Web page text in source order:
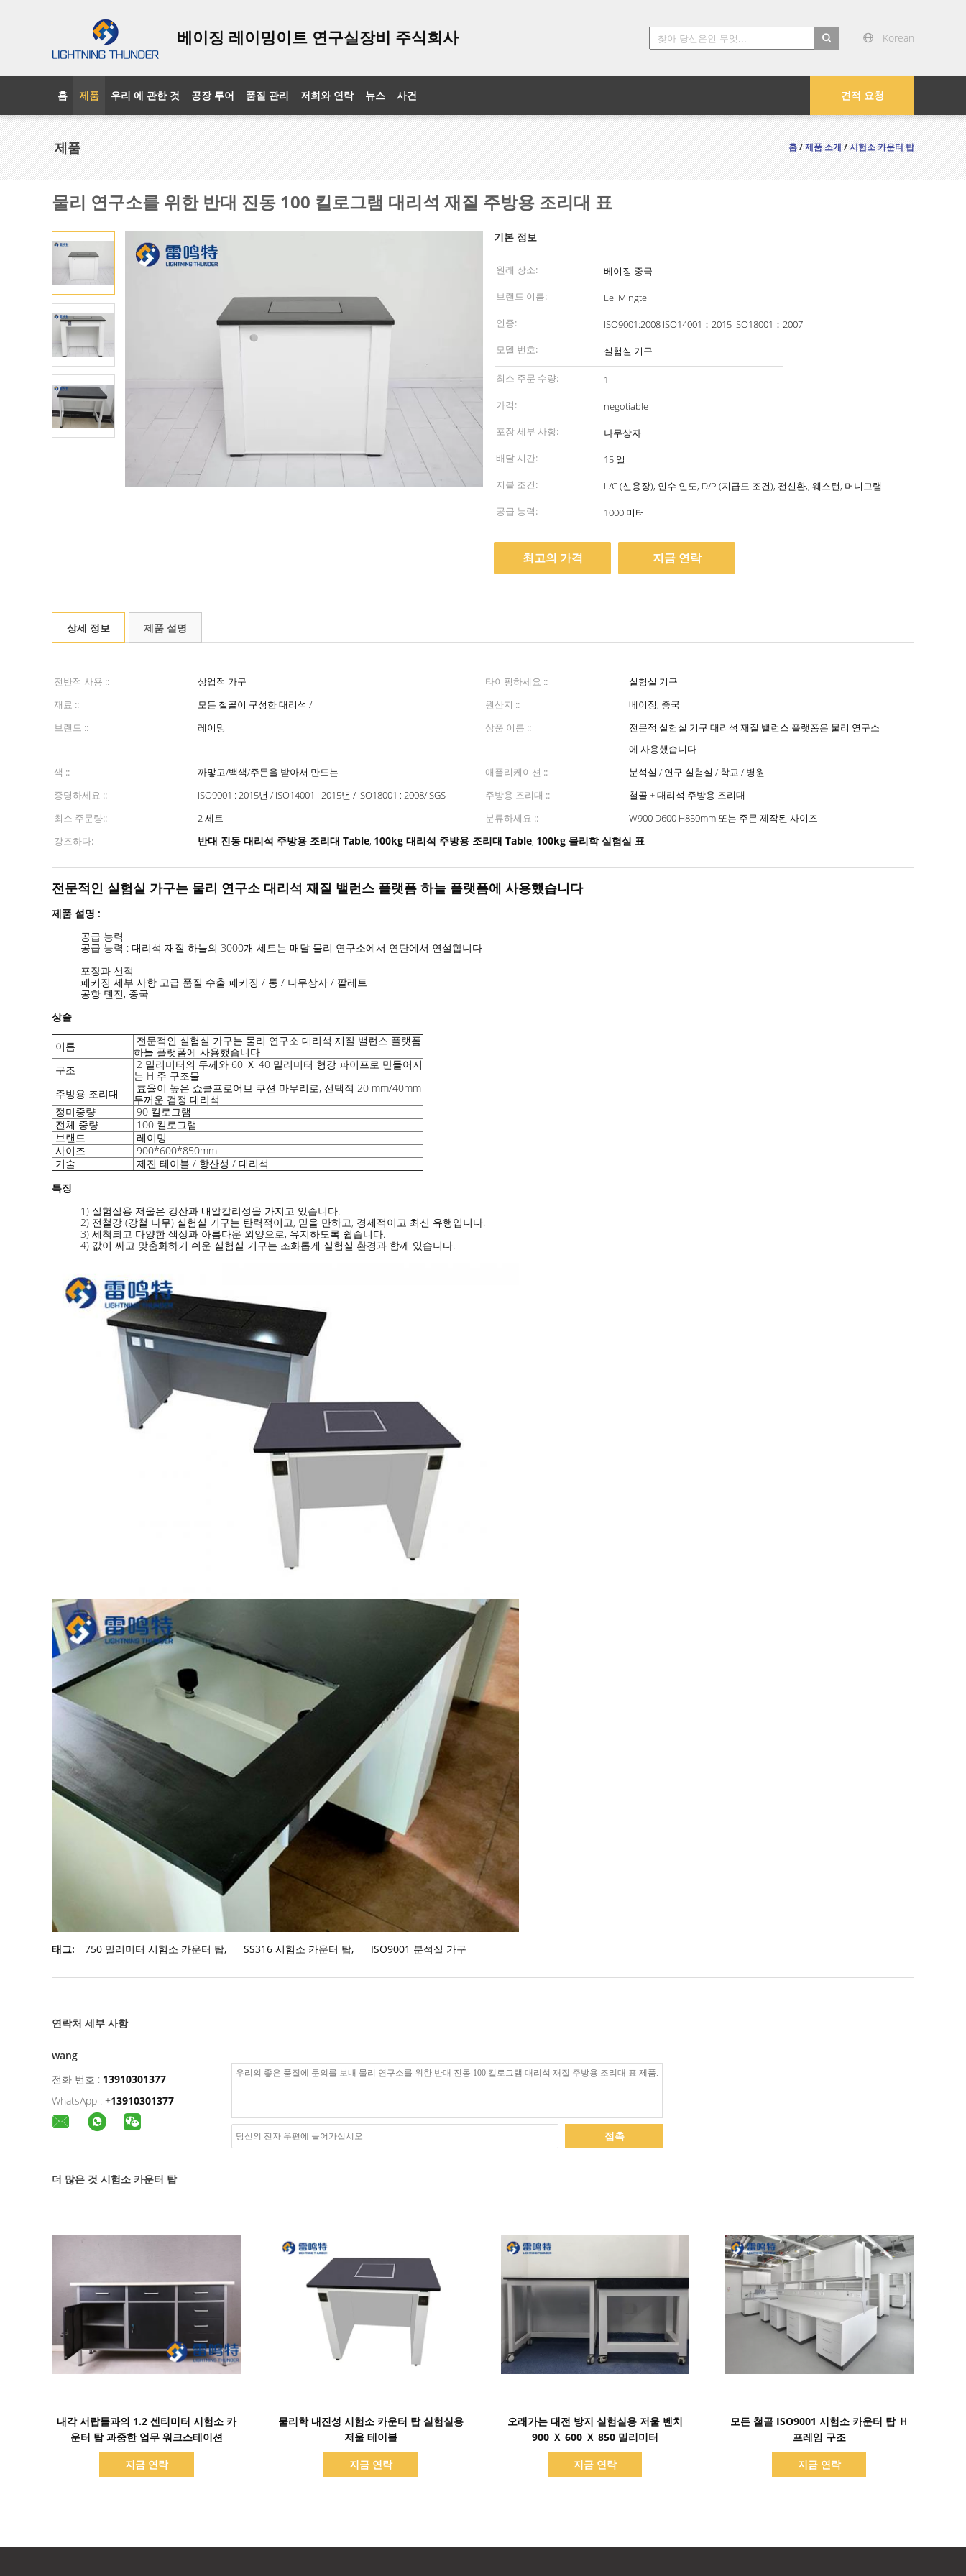
베이징 레이밍이트 연구실장비 주식회사 Korean
견적 요청
홈 제품 우리 에 관한 것 공장 투어 품질 관리 저희와 연락 뉴스 사건
제품 홈/제품 소개/시험소 카운터 탑
물리 연구소를 위한 반대 진동 100 킬로그램 대리석 재질 주방용 조리대 표
기본 정보
원래 장소:
베이징 중국
브랜드 이름:
Lei Mingte
인증:
ISO9001:2008 ISO14001：2015 ISO18001：2007
모델 번호:
실험실 기구
최소 주문 수량:
1
가격:
negotiable
포장 세부 사항:
나무상자
배달 시간:
15 일
지불 조건:
L/C (신용장), 인수 인도, D/P (지급도 조건), 전신환,, 웨스턴, 머니그램
공급 능력:
1000 미터
최고의 가격 지금 연락
상세 정보 제품 설명
전반적 사용 :: 상업적 가구 타이핑하세요 ::
실험실 기구
재료 ::
모든 철골이 구성한 대리석 / 원산지 ::
베이징, 중국
브랜드 ::
레이밍 상품 이름 ::
전문적 실험실 기구 대리석 재질 밸런스 플랫폼은 물리 연구소
에 사용했습니다
색 ::
까맣고/백색/주문을 받아서 만드는 애플리케이션 ::
분석실 / 연구 실험실 / 학교 / 병원
증명하세요 ::
ISO9001 : 2015년 / ISO14001 : 2015년 / ISO18001 : 2008/ SGS 주방용 조리대 ::
철골 + 대리석 주방용 조리대
최소 주문량::
2 세트 분류하세요 ::
W900 D600 H850mm 또는 주문 제작된 사이즈
강조하다:
반대 진동 대리석 주방용 조리대 Table, 100kg 대리석 주방용 조리대 Table, 100kg 물리학 실험실 표
전문적인 실험실 가구는 물리 연구소 대리석 재질 밸런스 플랫폼 하늘 플랫폼에 사용했습니다
제품 설명 :
공급 능력
공급 능력 : 대리석 재질 하늘의 3000개 세트는 매달 물리 연구소에서 연단에서 연설합니다
포장과 선적
패키징 세부 사항 고급 품질 수출 패키징 / 통 / 나무상자 / 팔레트
공항 톈진, 중국
상술
이름
전문적인 실험실 가구는 물리 연구소 대리석 재질 밸런스 플랫폼
하늘 플랫폼에 사용했습니다
구조
2 밀리미터의 두께와 60 Ｘ 40 밀리미터 형강 파이프로 만들어지
는 H 주 구조물
주방용 조리대
효율이 높은 쇼클프로어브 쿠션 마무리로, 선택적 20 mm/40mm
두꺼운 검정 대리석
정미중량
90 킬로그램
전체 중량
100 킬로그램
브랜드
레이밍
사이즈
900*600*850mm
기술
제진 테이블 / 항산성 / 대리석
특징
1) 실험실용 저울은 강산과 내알칼리성을 가지고 있습니다.
2) 전철강 (강철 나무) 실험실 기구는 탄력적이고, 믿을 만하고, 경제적이고 최신 유행입니다.
3) 세척되고 다양한 색상과 아름다운 외양으로, 유지하도록 쉽습니다.
4) 값이 싸고 맞춤화하기 쉬운 실험실 기구는 조화롭게 실험실 환경과 함께 있습니다.
태그: 750 밀리미터 시험소 카운터 탑, SS316 시험소 카운터 탑, ISO9001 분석실 가구
연락처 세부 사항
wang
전화 번호 : 13910301377
WhatsApp : +13910301377
접촉
더 많은 것 시험소 카운터 탑
내각 서랍들과의 1.2 센티미터 시험소 카
운터 탑 과중한 업무 워크스테이션
지금 연락
물리학 내진성 시험소 카운터 탑 실험실용
저울 테이블
지금 연락
오래가는 대전 방지 실험실용 저울 벤치
900 Ｘ 600 Ｘ 850 밀리미터
지금 연락
모든 철골 ISO9001 시험소 카운터 탑 Ｈ
프레임 구조
지금 연락